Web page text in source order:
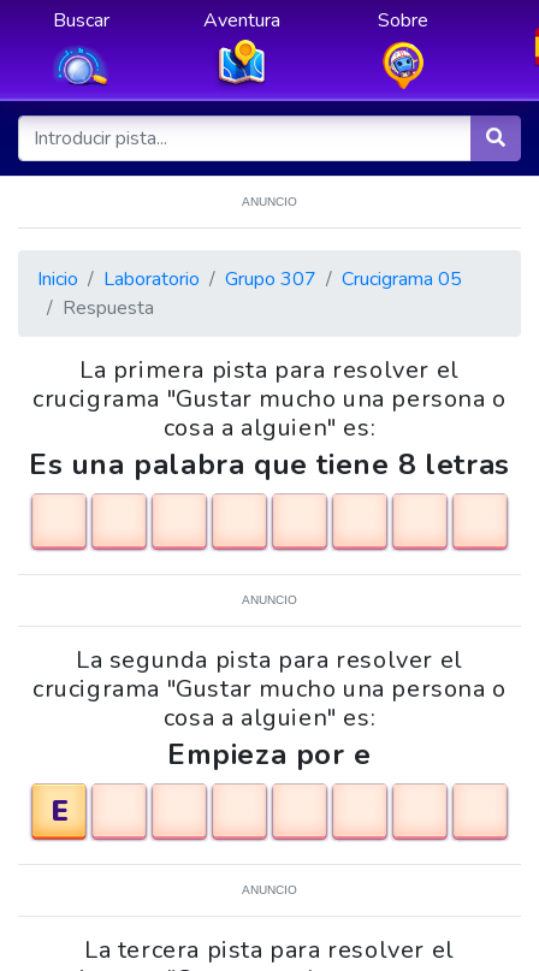
Buscar Aventura Sobre
ANUNCIO
Inicio Laboratorio Grupo 307
Crucigrama 05
Respuesta
La primera pista para resolver el
crucigrama "Gustar mucho una persona o
cosa a alguien" es:
Es una palabra que tiene 8 letras
ANUNCIO
La segunda pista para resolver el
crucigrama "Gustar mucho una persona o
cosa a alguien" es:
Empieza por e
E
ANUNCIO
La tercera pista para resolver el